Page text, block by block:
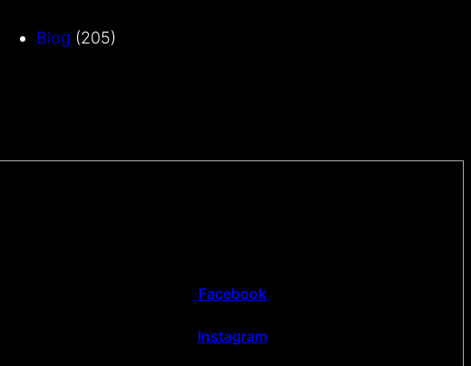
Blog (205)
Facebook
Instagram